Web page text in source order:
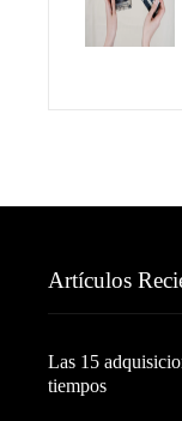
Artículos
Las 15
tiempos